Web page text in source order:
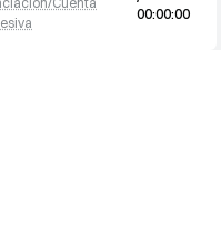
00:00:00